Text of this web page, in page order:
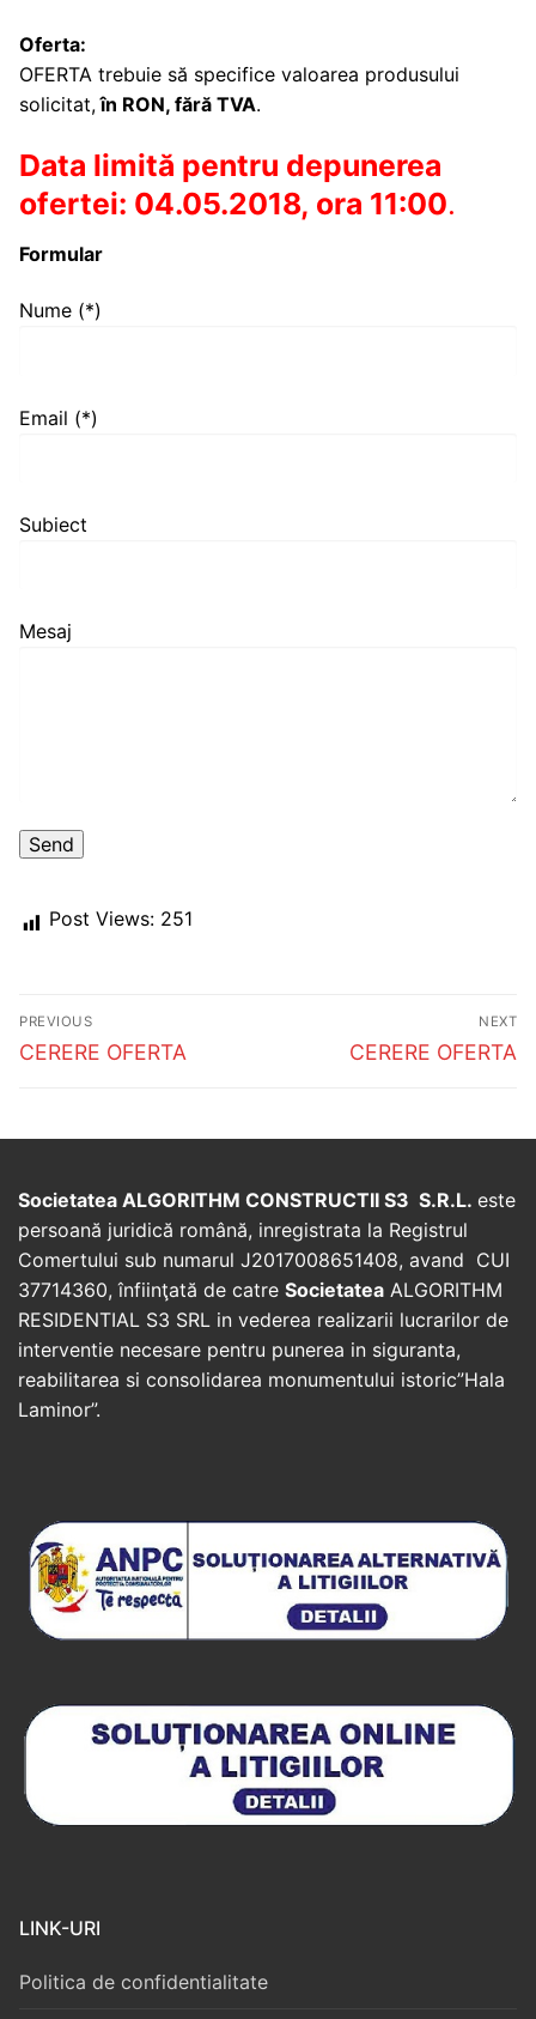
Oferta:
OFERTA trebuie să specifice valoarea produsului
solicitat,în RON, fără TVA.
Data limită pentru depunerea
ofertei: 04.05.2018, ora 11:00.
Formular
Nume (*)
Email (*)
Subiect
Mesaj
Post Views: 251
Post
navigation
PREVIOUS
Previous
CERERE OFERTA
NEXT
Next
CERERE OFERTA
Societatea ALGORITHM CONSTRUCTII S3 S.R.L. este
persoană juridică română, inregistrata la Registrul
Comertului sub numarul J2017008651408, avand CUI
37714360, înfiinţată de catre Societatea ALGORITHM
RESIDENTIAL S3 SRL in vederea realizarii lucrarilor de
interventie necesare pentru punerea in siguranta,
reabilitarea si consolidarea monumentului istoric”Hala
Laminor”.
LINK-URI
Politica de confidentialitate